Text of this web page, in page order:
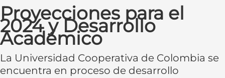
Proyecciones para el
2024 y Desarrollo
Académico
La Universidad Cooperativa de Colombia se
encuentra en proceso de desarrollo